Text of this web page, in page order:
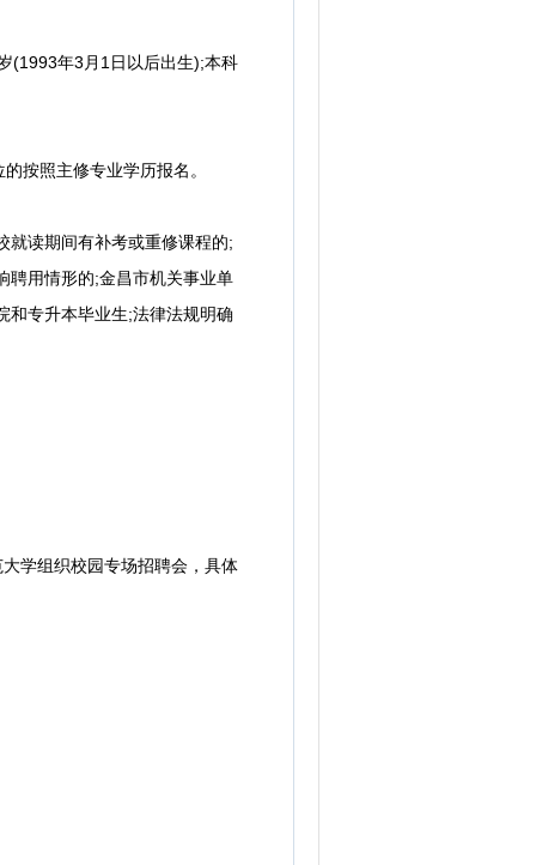
年3月1日以后出生);本科
按照主修专业学历报名。
读期间有补考或重修课程的;
聘用情形的;金昌市机关事业单
和专升本毕业生;法律法规明确
学组织校园专场招聘会，具体